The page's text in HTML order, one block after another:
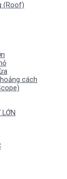
(Roof)
cách